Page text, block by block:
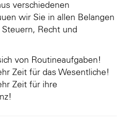
verschiedenen
wir Sie in allen Belangen
Recht und
von Routineaufgaben!
Zeit für das Wesentliche!
Zeit für ihre